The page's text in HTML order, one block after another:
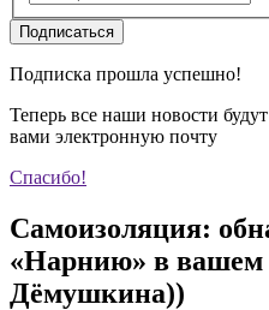
Подписаться
Подписка прошла успешно!
Теперь все наши новости
вами электронную почту
Спасибо!
Самоизоляция:
«Нарнию» в вашем
Дёмушкина))